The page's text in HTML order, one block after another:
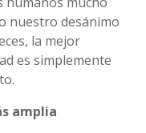
nuestro desánimo
la mejor
es simplemente
amplia